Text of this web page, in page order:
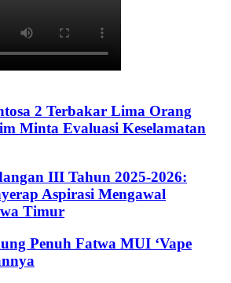
2 Terbakar Lima Orang
Minta Evaluasi Keselamatan
III Tahun 2025-2026:
Aspirasi Mengawal
Timur
Penuh Fatwa MUI ‘Vape